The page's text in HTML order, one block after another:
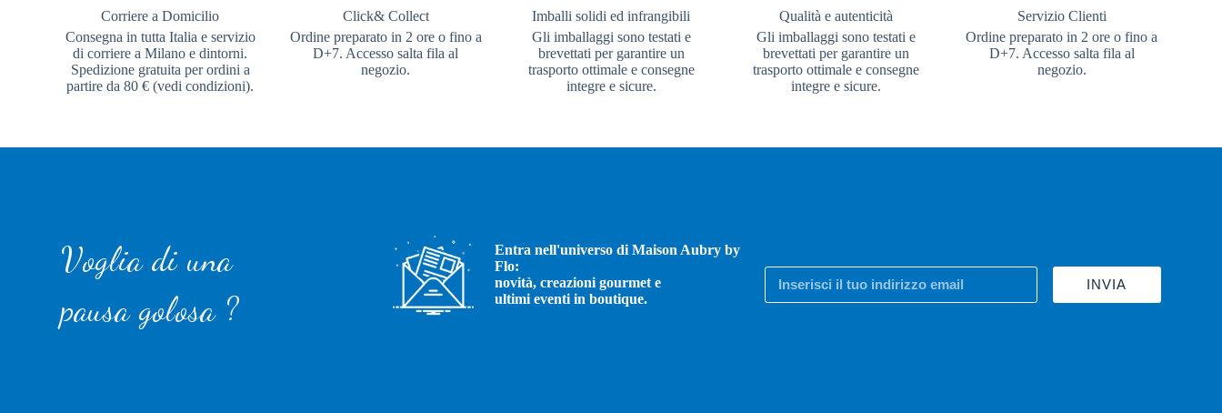
Corriere a Domicilio
Consegna in tutta Italia e servizio
di corriere a Milano e dintorni.
Spedizione gratuita per ordini a
partire da 80 € (vedi condizioni).
Click& Collect
Ordine preparato in 2 ore o fino a
D+7. Accesso salta fila al
negozio.
Imballi solidi ed infrangibili
Gli imballaggi sono testati e
brevettati per garantire un
trasporto ottimale e consegne
integre e sicure.
Qualità e autenticità
Gli imballaggi sono testati e
brevettati per garantire un
trasporto ottimale e consegne
integre e sicure.
Servizio Clienti
Ordine preparato in 2 ore o fino a
D+7. Accesso salta fila al
negozio.
Voglia di una
pausa golosa ?
Entra nell'universo di Maison Aubry by
Flo:
novità, creazioni gourmet e
ultimi eventi in boutique.
INVIA